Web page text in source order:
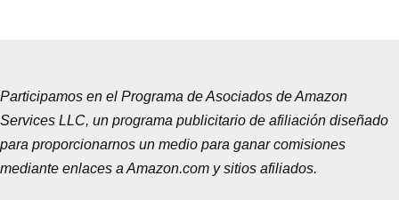
Participamos en el Programa de Asociados de Amazon
Services LLC, un programa publicitario de afiliación diseñado
para proporcionarnos un medio para ganar comisiones
mediante enlaces a Amazon.com y sitios afiliados.